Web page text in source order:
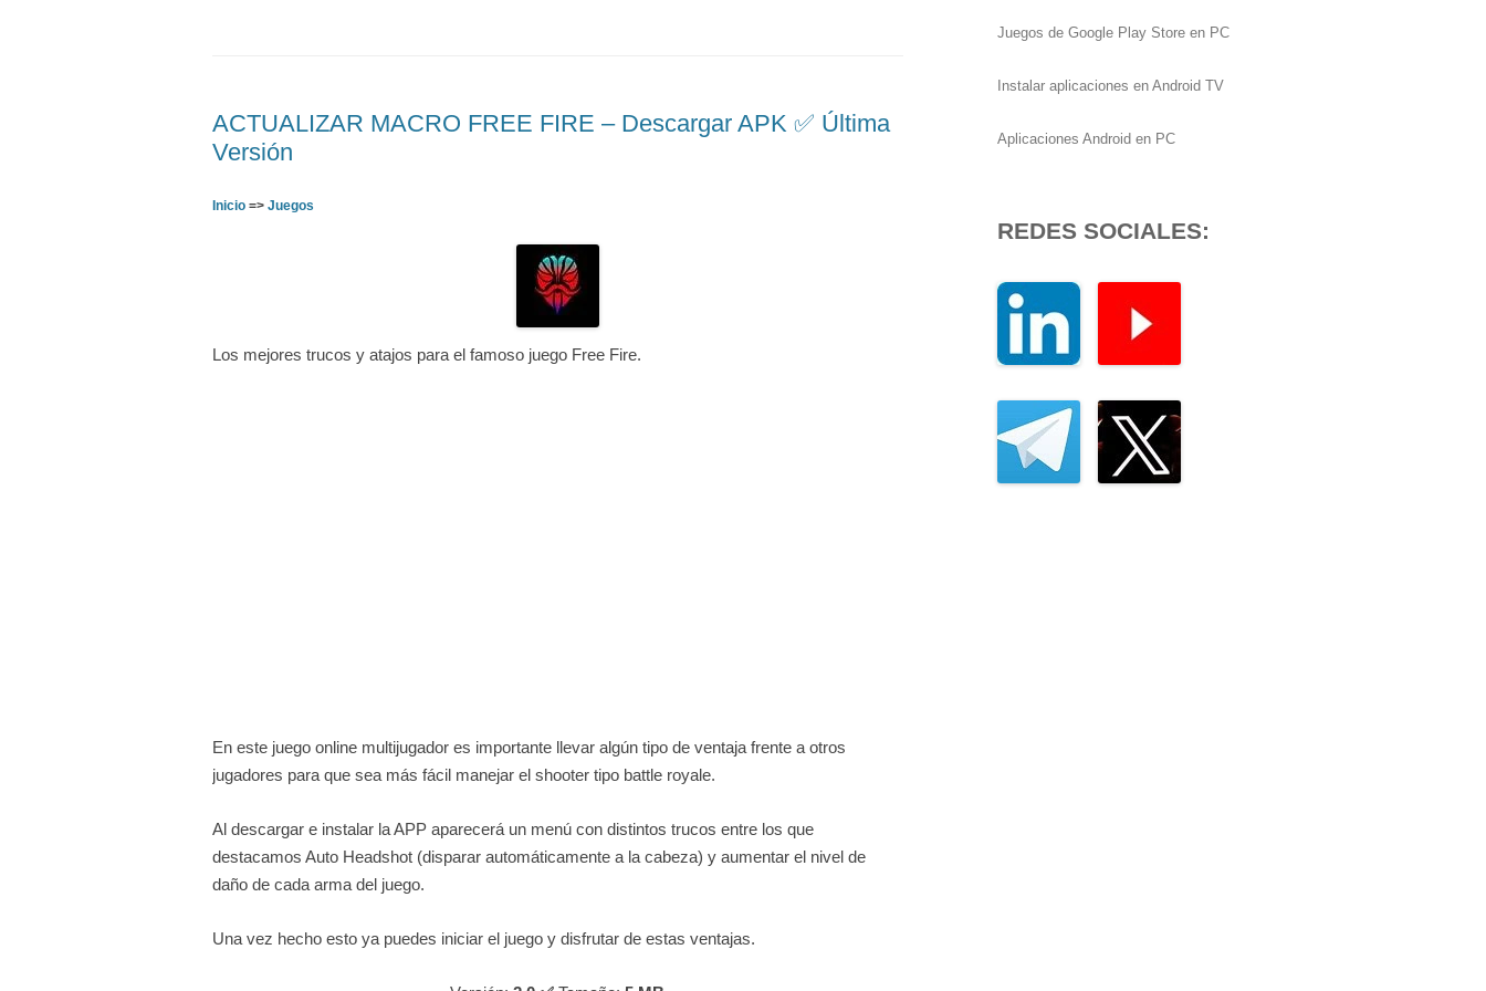
ACTUALIZAR MACRO FREE FIRE – Descargar APK ✅️ Última
Versión
Inicio => Juegos
Los mejores trucos y atajos para el famoso juego Free Fire.
En este juego online multijugador es importante llevar algún tipo de ventaja frente a otros
jugadores para que sea más fácil manejar el shooter tipo battle royale.
Al descargar e instalar la APP aparecerá un menú con distintos trucos entre los que
destacamos Auto Headshot (disparar automáticamente a la cabeza) y aumentar el nivel de
daño de cada arma del juego.
Una vez hecho esto ya puedes iniciar el juego y disfrutar de estas ventajas.
Juegos de Google Play Store en PC
Instalar aplicaciones en Android TV
Aplicaciones Android en PC
REDES SOCIALES: